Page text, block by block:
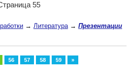
55
→ Литература→ Презентации
56 57 58 59 »